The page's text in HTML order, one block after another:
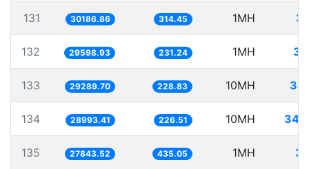
131 30186.86 314.45 1MH
132 29598.93 231.24 1MH
133 29289.70 228.83 10MH
134 28993.41 226.51 10MH
135 27843.52 435.05 1MH